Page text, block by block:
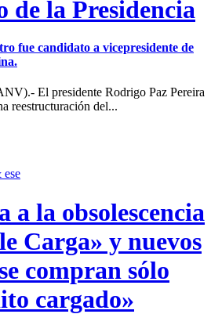
de la Presidencia
fue candidato a vicepresidente de
El presidente Rodrigo Paz Pereira
reestructuración del...
ese
a la obsolescencia
Carga» y nuevos
compran sólo
cargado»